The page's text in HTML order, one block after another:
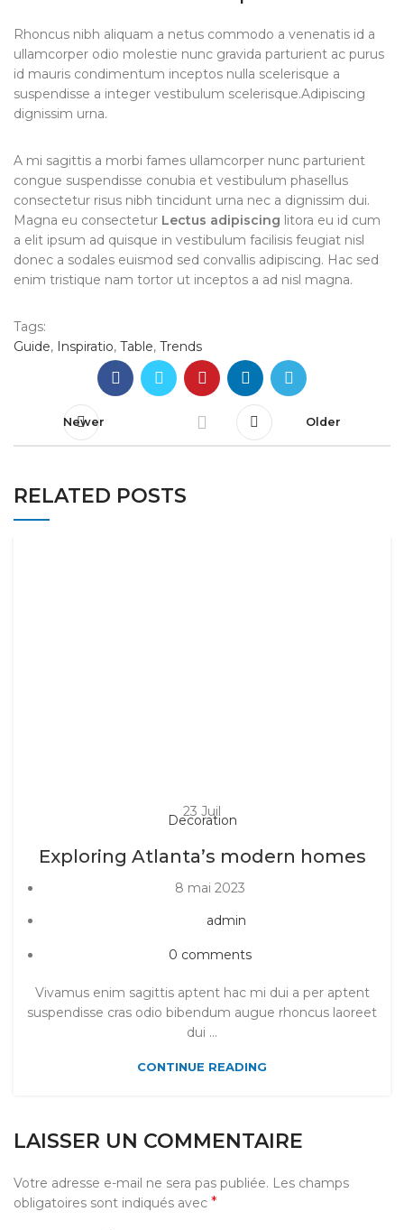
Rhoncus nibh aliquam a netus commodo a venenatis id a
ullamcorper odio molestie nunc gravida parturient ac purus
id mauris condimentum inceptos nulla scelerisque a
suspendisse a integer vestibulum scelerisque.Adipiscing
dignissim urna.
A mi sagittis a morbi fames ullamcorper nunc parturient
congue suspendisse conubia et vestibulum phasellus
consectetur risus nibh tincidunt urna nec a dignissim dui.
Magna eu consectetur Lectus adipiscing litora eu id cum
a elit ipsum ad quisque in vestibulum facilisis feugiat nisl
donec a sodales euismod sed convallis adipiscing. Hac sed
enim tristique nam tortor ut inceptos a ad nisl magna.
Tags:
Guide, Inspiratio, Table, Trends
Newer Older
RELATED POSTS
23 Juil
Decoration
Exploring Atlanta’s modern homes
8 mai 2023
admin
0 comments
Vivamus enim sagittis aptent hac mi dui a per aptent
suspendisse cras odio bibendum augue rhoncus laoreet
dui ...
CONTINUE READING
LAISSER UN COMMENTAIRE
Votre adresse e-mail ne sera pas publiée. Les champs
obligatoires sont indiqués avec *